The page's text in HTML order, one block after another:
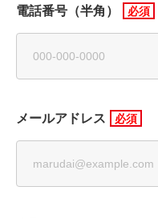
電話番号（半角）
メールアドレス